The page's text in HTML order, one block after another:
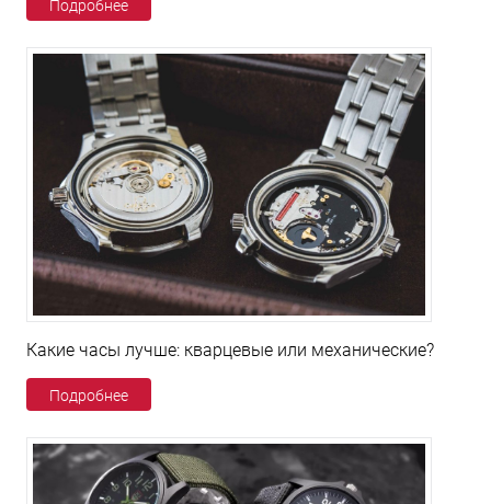
Подробнее
Какие часы лучше: кварцевые или механические?
Подробнее